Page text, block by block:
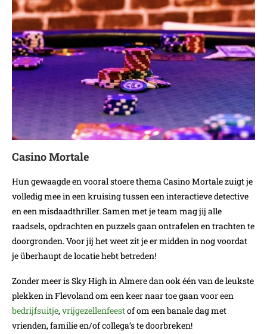
Casino Mortale
Hun gewaagde en vooral stoere thema Casino Mortale zuigt je
volledig mee in een kruising tussen een interactieve detective
en een misdaadthriller. Samen met je team mag jij alle
raadsels, opdrachten en puzzels gaan ontrafelen en trachten te
doorgronden. Voor jij het weet zit je er midden in nog voordat
je überhaupt de locatie hebt betreden!
Zonder meer is Sky High in Almere dan ook één van de leukste
plekken in Flevoland om een keer naar toe gaan voor een
bedrijfsuitje, vrijgezellenfeestof om een banale dag met
vrienden, familie en/of collega’s te doorbreken!